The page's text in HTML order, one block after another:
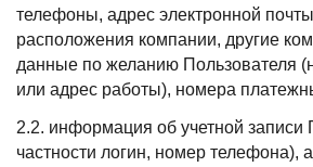
телефоны, адрес электронной
расположения компании, другие
данные по желанию Пользователя
или адрес работы), номера
2.2. информация об учетной записи
частности логин, номер телефона),